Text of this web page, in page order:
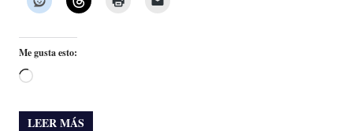
Me gusta esto:
Cargando...
LEER MÁS